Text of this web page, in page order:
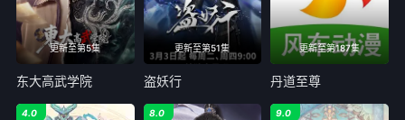
更新至第5集
东大高武学院
更新至第51集
盗妖行
更新至第187集
丹道至尊
4.0 8.0 9.0